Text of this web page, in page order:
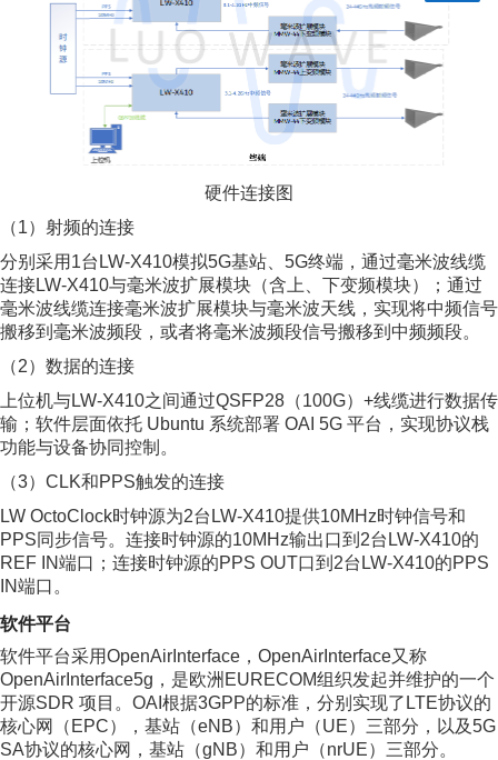
硬件连接图
（1）射频的连接
分别采用1台LW-X410模拟5G基站、5G终端，通过毫米波线缆
连接LW-X410与毫米波扩展模块（含上、下变频模块）；通过
毫米波线缆连接毫米波扩展模块与毫米波天线，实现将中频信号
搬移到毫米波频段，或者将毫米波频段信号搬移到中频频段。
（2）数据的连接
上位机与LW-X410之间通过QSFP28（100G）+线缆进行数据传
输；软件层面依托 Ubuntu 系统部署 OAI 5G 平台，实现协议栈
功能与设备协同控制。
（3）CLK和PPS触发的连接
LW OctoClock时钟源为2台LW-X410提供10MHz时钟信号和
PPS同步信号。连接时钟源的10MHz输出口到2台LW-X410的
REF IN端口；连接时钟源的PPS OUT口到2台LW-X410的PPS
IN端口。
软件平台
软件平台采用OpenAirInterface，OpenAirInterface又称
OpenAirInterface5g，是欧洲EURECOM组织发起并维护的一个
开源SDR 项目。OAI根据3GPP的标准，分别实现了LTE协议的
核心网（EPC），基站（eNB）和用户（UE）三部分，以及5G
SA协议的核心网，基站（gNB）和用户（nrUE）三部分。